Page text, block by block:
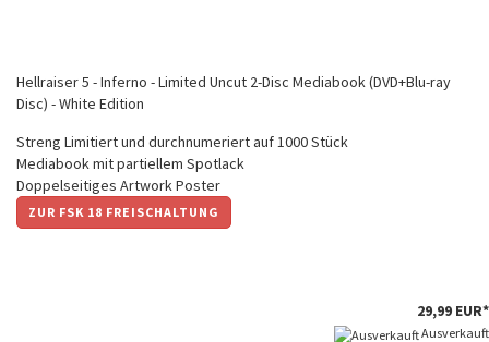
Hellraiser 5 - Inferno - Limited Uncut 2-Disc Mediabook (DVD+Blu-ray
Disc) - White Edition
Streng Limitiert und durchnumeriert auf 1000 Stück
Mediabook mit partiellem Spotlack
Doppelseitiges Artwork Poster
ZUR FSK 18 FREISCHALTUNG
29,99 EUR*
Ausverkauft